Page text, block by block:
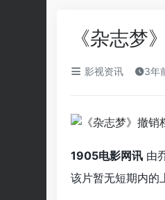
《杂志梦
影视资讯 3年
1905电影网讯 由
该片暂无短期内的